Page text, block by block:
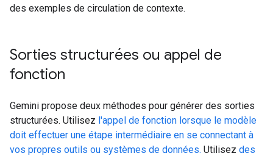
des exemples de circulation de contexte.
Sorties structurées ou appel de
fonction
Gemini propose deux méthodes pour générer des sorties
structurées. Utilisez l'appel de fonction lorsque le modèle
doit effectuer une étape intermédiaire en se connectant à
vos propres outils ou systèmes de données. Utilisez des